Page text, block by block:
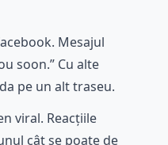
Mesajul
soon.” Cu alte
pe un alt traseu.
viral. Reacțiile
cât se poate de